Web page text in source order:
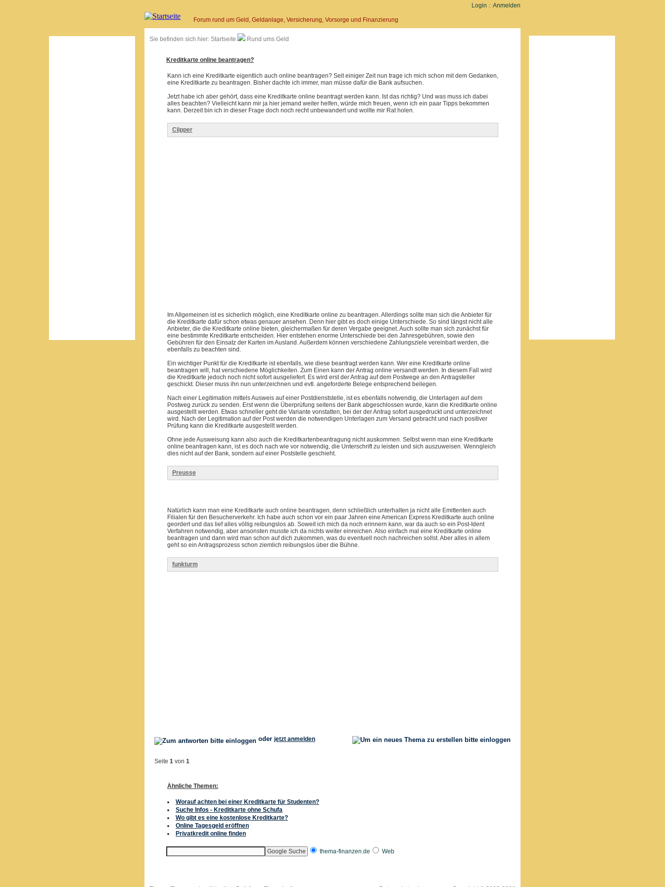
Login :: Anmelden
Forum rund um Geld, Geldanlage, Versicherung, Vorsorge und Finanzierung
Sie befinden sich hier: Startseite Rund ums Geld
Kreditkarte online beantragen?
Kann ich eine Kreditkarte eigentlich auch online beantragen? Seit einiger Zeit nun trage ich mich schon mit dem Gedanken,
eine Kreditkarte zu beantragen. Bisher dachte ich immer, man müsse dafür die Bank aufsuchen.
Jetzt habe ich aber gehört, dass eine Kreditkarte online beantragt werden kann. Ist das richtig? Und was muss ich dabei
alles beachten? Vielleicht kann mir ja hier jemand weiter helfen, würde mich freuen, wenn ich ein paar Tipps bekommen
kann. Derzeit bin ich in dieser Frage doch noch recht unbewandert und wollte mir Rat holen.
Clipper
Im Allgemeinen ist es sicherlich möglich, eine Kreditkarte online zu beantragen. Allerdings sollte man sich die Anbieter für
die Kreditkarte dafür schon etwas genauer ansehen. Denn hier gibt es doch einige Unterschiede. So sind längst nicht alle
Anbieter, die die Kreditkarte online bieten, gleichermaßen für deren Vergabe geeignet. Auch sollte man sich zunächst für
eine bestimmte Kreditkarte entscheiden. Hier entstehen enorme Unterschiede bei den Jahresgebühren, sowie den
Gebühren für den Einsatz der Karten im Ausland. Außerdem können verschiedene Zahlungsziele vereinbart werden, die
ebenfalls zu beachten sind.
Ein wichtiger Punkt für die Kreditkarte ist ebenfalls, wie diese beantragt werden kann. Wer eine Kreditkarte online
beantragen will, hat verschiedene Möglichkeiten. Zum Einen kann der Antrag online versandt werden. In diesem Fall wird
die Kreditkarte jedoch noch nicht sofort ausgeliefert. Es wird erst der Antrag auf dem Postwege an den Antragsteller
geschickt. Dieser muss ihn nun unterzeichnen und evtl. angeforderte Belege entsprechend beilegen.
Nach einer Legitimation mittels Ausweis auf einer Postdienststelle, ist es ebenfalls notwendig, die Unterlagen auf dem
Postweg zurück zu senden. Erst wenn die Überprüfung seitens der Bank abgeschlossen wurde, kann die Kreditkarte online
ausgestellt werden. Etwas schneller geht die Variante vonstatten, bei der der Antrag sofort ausgedruckt und unterzeichnet
wird. Nach der Legitimation auf der Post werden die notwendigen Unterlagen zum Versand gebracht und nach positiver
Prüfung kann die Kreditkarte ausgestellt werden.
Ohne jede Ausweisung kann also auch die Kreditkartenbeantragung nicht auskommen. Selbst wenn man eine Kreditkarte
online beantragen kann, ist es doch nach wie vor notwendig, die Unterschrift zu leisten und sich auszuweisen. Wenngleich
dies nicht auf der Bank, sondern auf einer Poststelle geschieht.
Preusse
Natürlich kann man eine Kreditkarte auch online beantragen, denn schließlich unterhalten ja nicht alle Emittenten auch
Filialen für den Besucherverkehr. Ich habe auch schon vor ein paar Jahren eine American Express Kreditkarte auch online
geordert und das lief alles völlig reibungslos ab. Soweit ich mich da noch erinnern kann, war da auch so ein Post-Ident
Verfahren notwendig, aber ansonsten musste ich da nichts weiter einreichen. Also einfach mal eine Kreditkarte online
beantragen und dann wird man schon auf dich zukommen, was du eventuell noch nachreichen sollst. Aber alles in allem
geht so ein Antragsprozess schon ziemlich reibungslos über die Bühne.
funkturm
oder jetzt anmelden
Seite 1 von 1
Ähnliche Themen:
Worauf achten bei einer Kreditkarte für Studenten?
Suche Infos - Kreditkarte ohne Schufa
Wo gibt es eine kostenlose Kreditkarte?
Online Tagesgeld eröffnen
Privatkredit online finden
thema-finanzen.de Web